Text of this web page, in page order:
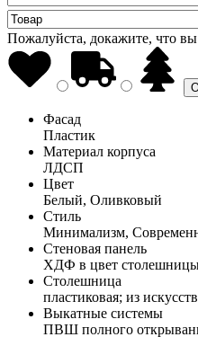
Пожалуйста, докажите, что
Фасад
Пластик
Материал корпуса
ЛДСП
Цвет
Белый, Оливковый
Стиль
Минимализм,
Стеновая панель
ХДФ в цвет
Столешница
пластиковая; из
Выкатные системы
ПВШ полного